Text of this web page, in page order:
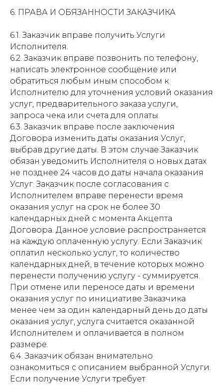
6. ПРАВА И ОБЯЗАННОСТИ ЗАКАЗЧИКА
6.1. Заказчик вправе получить Услуги
Исполнителя.
6.2. Заказчик вправе позвонить по телефону,
написать электронное сообщение или
обратиться любым иным способом к
Исполнителю для уточнения условий оказания
услуг, предварительного заказа услуги,
запроса чека или счета для оплаты.
6.3. Заказчик вправе после заключения
Договора изменить даты оказания Услуг,
выбрав другие даты. В этом случае Заказчик
обязан уведомить Исполнителя о новых датах
не позднее 24 часов до даты начала оказания
Услуг. Заказчик после согласования с
Исполнителем вправе перенести время
оказания услуг на срок не более 30
календарных дней с момента Акцепта
Договора. Данное условие распространяется
на каждую оплаченную услугу. Если Заказчик
оплатил несколько услуг, то количество
календарных дней, в течение которых можно
перенести получению услугу - суммируется.
При отмене или переносе даты и времени
оказания услуг по инициативе Заказчика
менее чем за один календарный день до даты
оказания услуг, услуга считается оказанной
Исполнителем и оплачивается в полном
размере.
6.4. Заказчик обязан внимательно
ознакомиться с описанием выбранной Услуги.
Если получение Услуги требует